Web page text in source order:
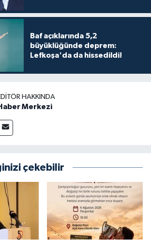
Baf açıklarında 5,2
büyüklüğünde deprem:
Lefkoşa'da da hissedildi!
HAKKINDA
Merkezi
çekebilir